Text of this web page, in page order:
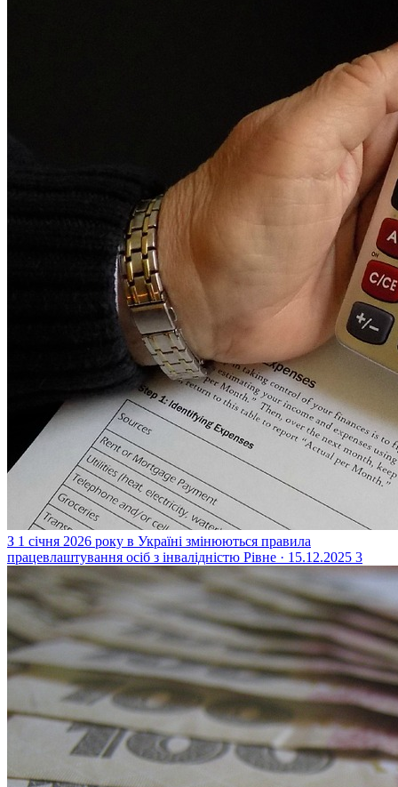
З 1 січня 2026 року в Україні змінюються правила
працевлаштування осіб з інвалідністю Рівне · 15.12.2025 3